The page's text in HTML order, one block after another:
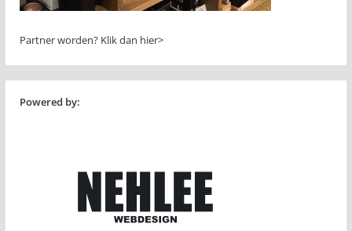
Partner worden? Klik dan hier>
Powered by: